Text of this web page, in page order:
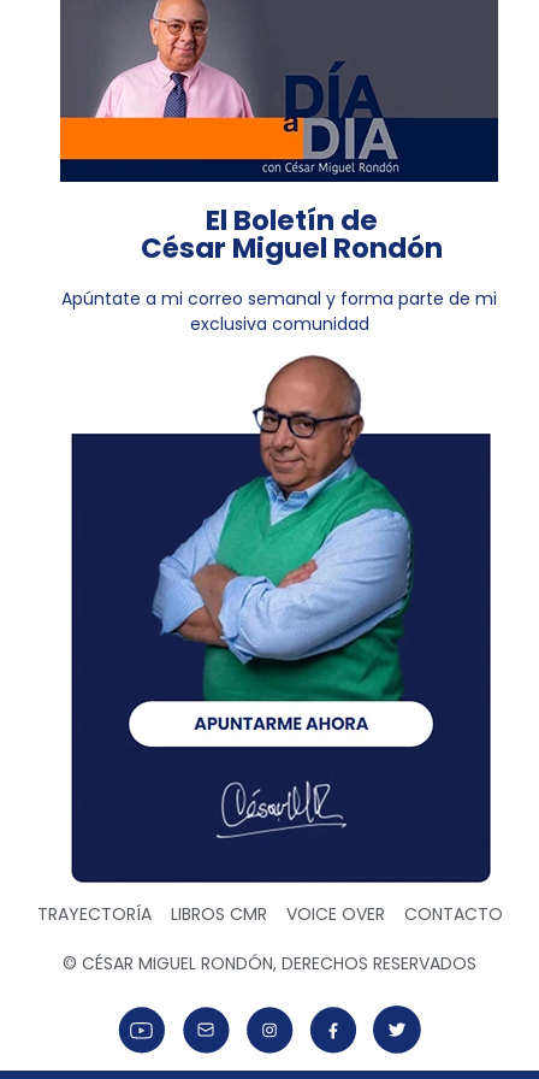
El Boletín de
César Miguel Rondón
Apúntate a mi correo semanal y forma parte de mi
exclusiva comunidad
TRAYECTORÍA LIBROS CMR VOICE OVER CONTACTO
© CÉSAR MIGUEL RONDÓN, DERECHOS RESERVADOS